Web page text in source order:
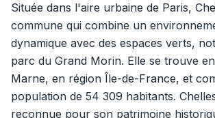
Située dans l'aire urbaine de Paris,
commune qui combine un
dynamique avec des espaces verts,
parc du Grand Morin. Elle se trouve
Marne, en région Île-de-France, et
population de 54 309 habitants.
reconnue pour son patrimoine